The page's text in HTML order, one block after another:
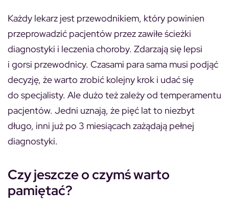
Każdy lekarz jest przewodnikiem, który powinien
przeprowadzić pacjentów przez zawiłe ścieżki
diagnostyki i leczenia choroby. Zdarzają się lepsi
i gorsi przewodnicy. Czasami para sama musi podjąć
decyzję, że warto zrobić kolejny krok i udać się
do specjalisty. Ale dużo też zależy od temperamentu
pacjentów. Jedni uznają, że pięć lat to niezbyt
długo, inni już po 3 miesiącach zażądają pełnej
diagnostyki.
Czy jeszcze o czymś warto
pamiętać?